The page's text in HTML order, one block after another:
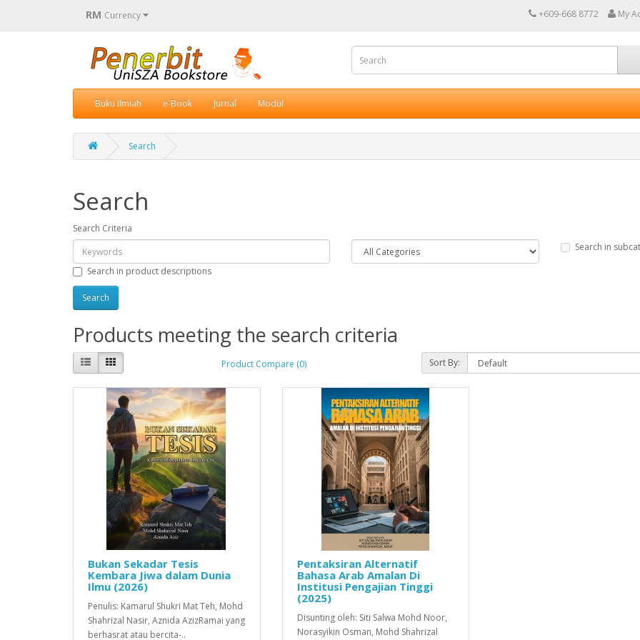
RM Currency +609-668 8772 My
Buku Ilmiah e-Book Jurnal Modul
Search
Search
Search Criteria
Search in
Search in product descriptions
Products meeting the search criteria
Product Compare (0) Sort By:
Bukan Sekadar Tesis
Kembara Jiwa dalam Dunia
Ilmu (2026)
Penulis: Kamarul Shukri Mat Teh, Mohd
Shahrizal Nasir, Aznida AzizRamai yang
berhasrat atau bercita-..
Pentaksiran Alternatif
Bahasa Arab Amalan Di
Institusi Pengajian Tinggi
(2025)
Disunting oleh: Siti Salwa Mohd Noor,
Norasyikin Osman, Mohd Shahrizal